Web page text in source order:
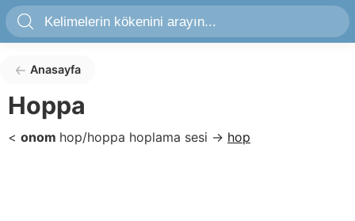
Anasayfa
Hoppa
< onom hop/hoppa hoplama sesi → hop